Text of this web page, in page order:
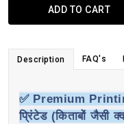
ADD TO CART
Description FAQ's
✅ Premium
प्रिंटेड (किताबों जैसी